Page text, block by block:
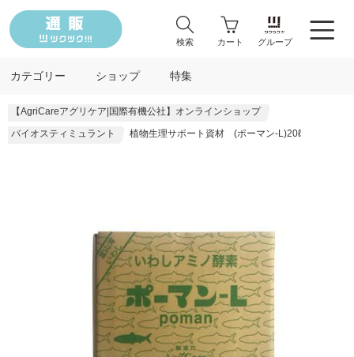
検索 カート グループ
カテゴリー ショップ 特集
【AgriCareアグリケア|国際有機公社】オンラインショップ
バイオスティミュラント
植物生理サポート資材 (ポーマン-L)20ℓ